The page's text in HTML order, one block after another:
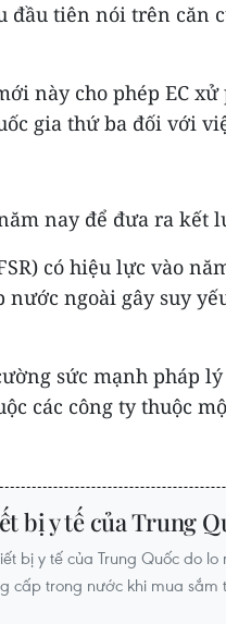
đầu tiên nói trên căn
này cho phép EC
gia thứ ba đối với
nay để đưa ra kết
có hiệu lực vào
ngoài gây suy
sức mạnh pháp
các công ty thuộc
bị y tế của Trung
bị y tế của Trung Quốc do lo
cấp trong nước khi mua sắm